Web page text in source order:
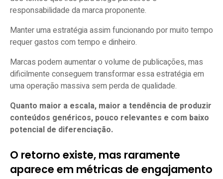
responsabilidade da marca proponente.
Manter uma estratégia assim funcionando por muito tempo
requer gastos com tempo e dinheiro.
Marcas podem aumentar o volume de publicações, mas
dificilmente conseguem transformar essa estratégia em
uma operação massiva sem perda de qualidade.
Quanto maior a escala, maior a tendência de produzir
conteúdos genéricos, pouco relevantes e com baixo
potencial de diferenciação.
O retorno existe, mas raramente
aparece em métricas de engajamento